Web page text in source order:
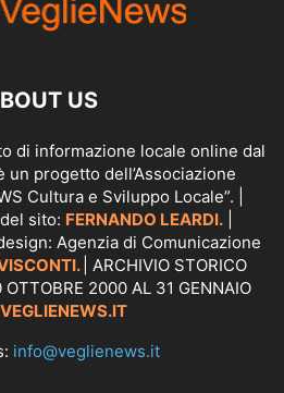
US
di informazione locale online dal
un progetto dell’Associazione
Cultura e Sviluppo Locale”. |
sito: FERNANDO LEARDI.
Agenzia di Comunicazione
| ARCHIVIO STORICO
OTTOBRE 2000 AL 31 GENNAIO
VEGLIENEWS.IT
info@veglienews.it